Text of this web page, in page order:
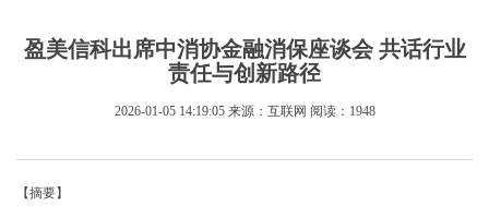
盈美信科出席中消协金融消保座谈会 共话行业
责任与创新路径
2026-01-05 14:19:05 来源：互联网 阅读：1948
【摘要】